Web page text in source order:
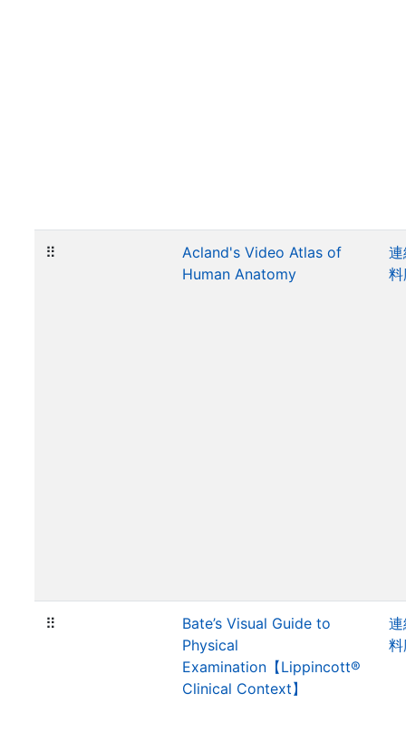
⠿
Acland's Video Atlas of
Human Anatomy
⠿
Bate’s Visual Guide to
Physical
Examination【Lippincott®
Clinical Context】